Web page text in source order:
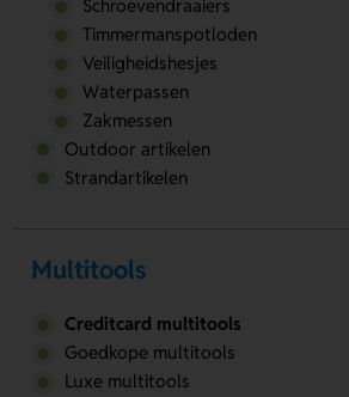
Schroevendraaiers
Timmermanspotloden
Veiligheidshesjes
Waterpassen
Zakmessen
Outdoor artikelen
Strandartikelen
Multitools
Creditcard multitools
Goedkope multitools
Luxe multitools